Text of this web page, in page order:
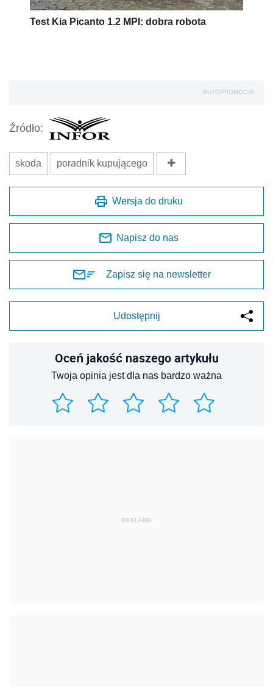
Test Kia Picanto 1.2 MPI: dobra robota
AUTOPROMOCJA
Źródło:
skoda poradnik kupującego
Wersja do druku
Napisz do nas
Zapisz się na newsletter
Udostępnij
Oceń jakość naszego artykułu
Twoja opinia jest dla nas bardzo ważna
REKLAMA